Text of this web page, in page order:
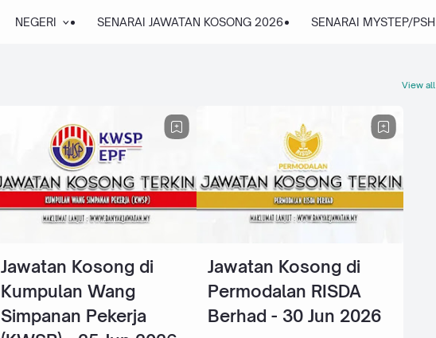
NEGERI SENARAI JAWATAN KOSONG 2026 SENARAI MYSTEP/PSH
View all
Jawatan Kosong di
Kumpulan Wang
Simpanan Pekerja
Jawatan Kosong di
Permodalan RISDA
Berhad - 30 Jun 2026